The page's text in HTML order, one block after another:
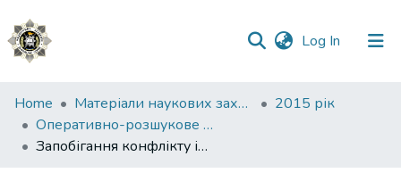
Log In (current)
Communities
&
Collections
Home Матеріали наукових заходів
2015 рік
Оперативно-розшукове запобігання корупційним та пов’язаним з корупцією правопорушенням
Запобігання конфлікту інтересів як захід протидії корупції: міжнародний досвід